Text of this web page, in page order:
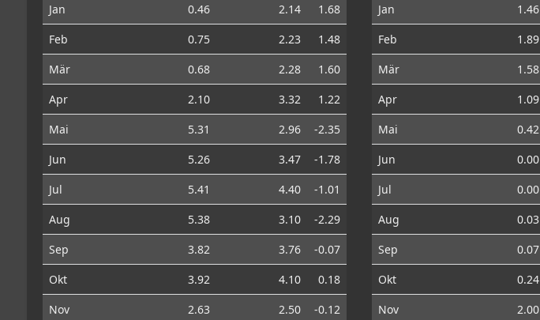
Jan 0.46 2.14
1.68
Feb
0.75 2.23
1.48
Mär
0.68 2.28
1.60
Apr
2.10 3.32
1.22
Mai
5.31 2.96
-2.35
Jun
5.26 3.47
-1.78
Jul
5.41 4.40
-1.01
Aug
5.38 3.10
-2.29
Sep
3.82 3.76
-0.07
Okt
3.92 4.10
0.18
Nov
2.63 2.50 -0.12
Jan 1.46
Feb
1.89
Mär
1.58
Apr
1.09
Mai
0.42
Jun
0.00
Jul
0.00
Aug
0.03
Sep
0.07
Okt
0.24
Nov
2.00